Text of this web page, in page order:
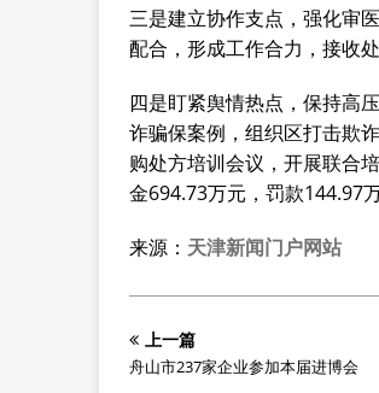
三是建立协作支点，强化审
配合，形成工作合力，接收
四是盯紧舆情热点，保持高
诈骗保案例，组织区打击欺
购处方培训会议，开展联合
金694.73万元，罚款144.97
来源： 天津新闻门户网站
上一篇
舟山市237家企业参加本届进博会